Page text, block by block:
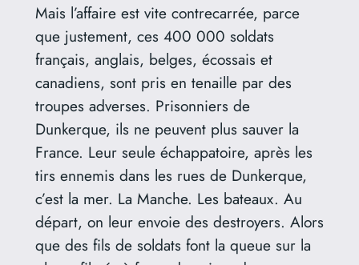
Mais l’affaire est vite contrecarrée, parce
que justement, ces 400 000 soldats
français, anglais, belges, écossais et
canadiens, sont pris en tenaille par des
troupes adverses. Prisonniers de
Dunkerque, ils ne peuvent plus sauver la
France. Leur seule échappatoire, après les
tirs ennemis dans les rues de Dunkerque,
c’est la mer. La Manche. Les bateaux. Au
départ, on leur envoie des destroyers. Alors
que des fils de soldats font la queue sur la